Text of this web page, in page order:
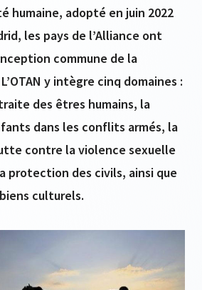
humaine, adopté en juin 2022
les pays de l’Alliance ont
commune de la
y intègre cinq domaines :
des êtres humains, la
dans les conflits armés, la
contre la violence sexuelle
protection des civils, ainsi que
culturels.